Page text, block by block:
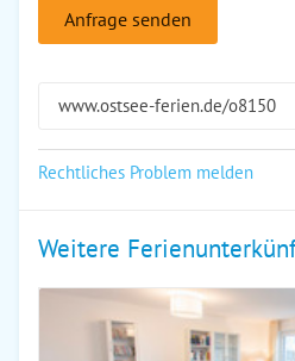
Anfrage senden
www.ostsee-ferien.de/o8150
Rechtliches Problem melden
Weitere